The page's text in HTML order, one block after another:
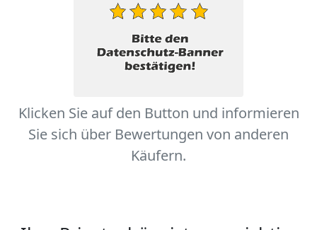
Klicken Sie auf den Button und informieren
Sie sich über Bewertungen von anderen
Käufern.